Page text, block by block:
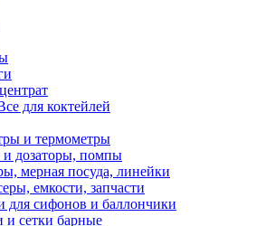
для коктейлей
и термометры
и дозаторы, помпы
мерная посуда, линейки
емкости, запчасти
для сифонов и баллончики
и сетки барные